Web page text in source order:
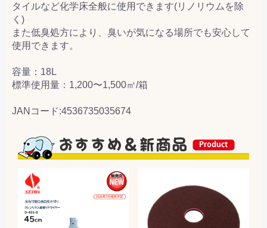
タイルなど化学床全般に使用できます(リノリウムを除
く)
また低臭処方により、臭いが気になる場所でも安心して
使用できます。
容量：18L
標準使用量：1,200〜1,500㎡/箱
JANコード:4536735035674